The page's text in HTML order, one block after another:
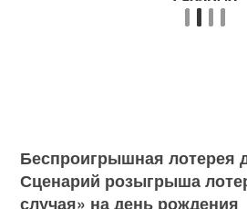
Беспроигрышная лотерея
Сценарий розыгрыша
случая» на день рождения